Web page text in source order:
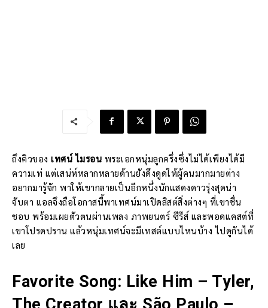
ถึงคิวของ เทศน์ ไมรอน พระเอกหนุ่มลูกครึ่งซึ่งไม่ได้เพียงได้มี
ความเท่ แต่เสน่ห์หลากหลายด้านยังดึงดูดให้ผู้คนมากมายต่าง
อยากมารู้จัก พาให้เขากลายเป็นอีกหนึ่งนักแสดงดาวรุ่งสุดน่า
จับตา แอลจึงถือโอกาสนี้พาเทศน์มาเปิดลิสต์สิ่งต่างๆ ที่เขาชื่น
ชอบ พร้อมเผยตัวตนผ่านเพลง ภาพยนตร์ ซีรีส์ และพอดแคสต์ที่
เขาโปรดปราน แล้วหนุ่มเทศน์จะมีเทสต์แบบไหนบ้าง ไปดูกันได้
เลย
Favorite Song: Like Him – Tyler,